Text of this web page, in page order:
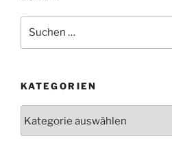
nach:
KATEGORIEN